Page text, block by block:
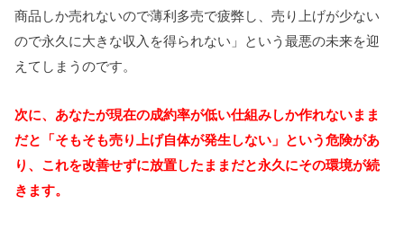
商品しか売れないので薄利多売で疲弊し、売り上げが少ない
ので永久に大きな収入を得られない」という最悪の未来を迎
えてしまうのです。
次に、あなたが現在の成約率が低い仕組みしか作れないまま
だと「そもそも売り上げ自体が発生しない」という危険があ
り、これを改善せずに放置したままだと永久にその環境が続
きます。